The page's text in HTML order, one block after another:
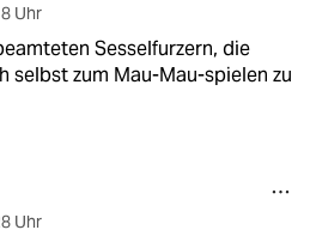
Uhr
Sesselfurzern, die
selbst zum Mau-Mau-spielen zu
Uhr